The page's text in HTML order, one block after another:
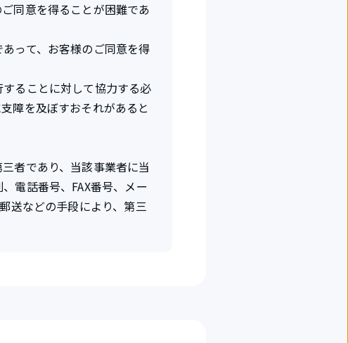
同意を得ることが困難であ
って、お客様のご同意を得
ることに対して協力する必
障を及ぼすおそれがあると
者であり、当該事業者に当
電話番号、FAX番号、メー
送などの手段により、第三